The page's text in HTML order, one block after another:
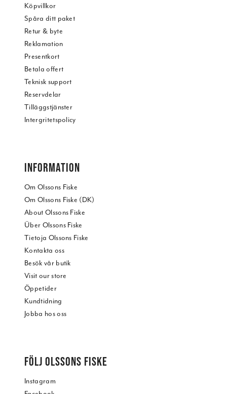
Köpvillkor
Spåra ditt paket
Retur & byte
Reklamation
Presentkort
Betala offert
Teknisk support
Reservdelar
Tilläggstjänster
Intergritetspolicy
INFORMATION
Om Olssons Fiske
Om Olssons Fiske (DK)
About Olssons Fiske
Über Olssons Fiske
Tietoja Olssons Fiske
Kontakta oss
Besök vår butik
Visit our store
Öppetider
Kundtidning
Jobba hos oss
FÖLJ OLSSONS FISKE
Instagram